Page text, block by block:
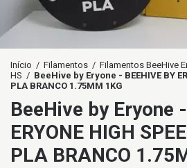
Início / Filamentos / Filamentos BeeHive
HS / BeeHive by Eryone - BEEHIVE BY
PLA BRANCO 1.75MM 1KG
BeeHive by Eryone
ERYONE HIGH
PLA BRANCO